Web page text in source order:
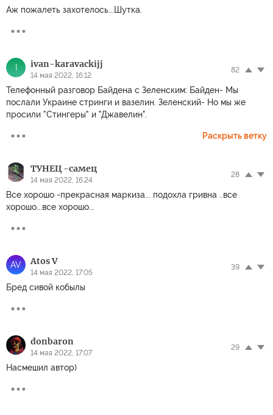
Аж пожалеть захотелось...Шутка.
I ivan-karavackijj
14 мая 2022, 16:12
82
Телефонный разговор Байдена с Зеленским: Байден- Мы
послали Украине стринги и вазелин. Зеленский- Но мы же
просили "Стингеры" и "Джавелин".
Раскрыть ветку
ТУНЕЦ -самец
14 мая 2022, 16:24
28
Все хорошо -прекрасная маркиза... подохла гривна ..все
хорошо...все хорошо...
AV Atos V
14 мая 2022, 17:05
39
Бред сивой кобылы
donbaron
14 мая 2022, 17:07
29
Насмешил автор)